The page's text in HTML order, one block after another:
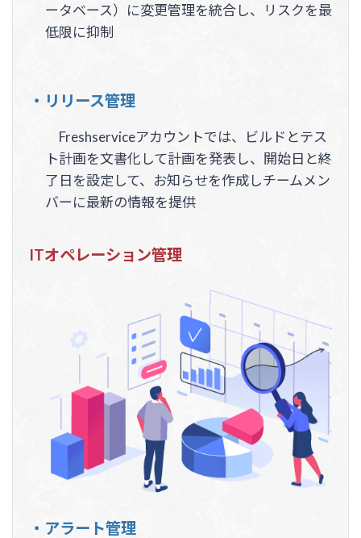
ータベース）に変更管理を統合し、リスクを最
低限に抑制
・リリース管理
Freshserviceアカウントでは、ビルドとテス
ト計画を文書化して計画を発表し、開始日と終
了日を設定して、お知らせを作成しチームメン
バーに最新の情報を提供
ITオペレーション管理
・アラート管理